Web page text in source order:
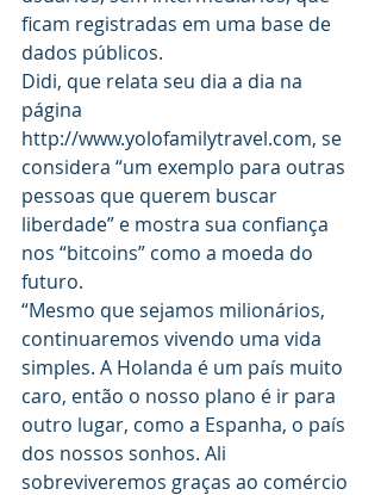
ficam registradas em uma base de
dados públicos.
Didi, que relata seu dia a dia na
página
http://www.yolofamilytravel.com, se
considera “um exemplo para outras
pessoas que querem buscar
liberdade” e mostra sua confiança
nos “bitcoins” como a moeda do
futuro.
“Mesmo que sejamos milionários,
continuaremos vivendo uma vida
simples. A Holanda é um país muito
caro, então o nosso plano é ir para
outro lugar, como a Espanha, o país
dos nossos sonhos. Ali
sobreviveremos graças ao comércio